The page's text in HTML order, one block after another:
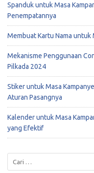
Spanduk untuk Masa
Penempatannya
Membuat Kartu Nama untuk
Mekanisme Penggunaan
Pilkada 2024
Stiker untuk Masa
Aturan Pasangnya
Kalender untuk Masa
yang Efektif
untuk: